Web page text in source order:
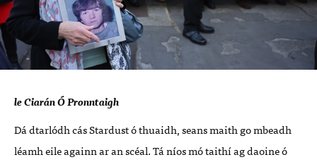
le Ciarán Ó Pronntaigh
Dá dtarlódh cás Stardust ó thuaidh, seans maith go mbeadh
léamh eile againn ar an scéal. Tá níos mó taithí ag daoine ó